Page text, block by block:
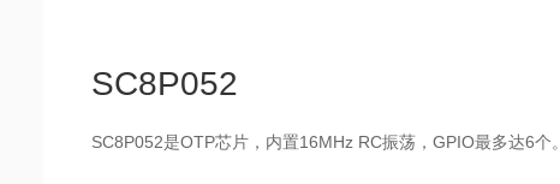
SC8P052
SC8P052是OTP芯片，内置16MHz RC振荡，GPIO最多达6个。